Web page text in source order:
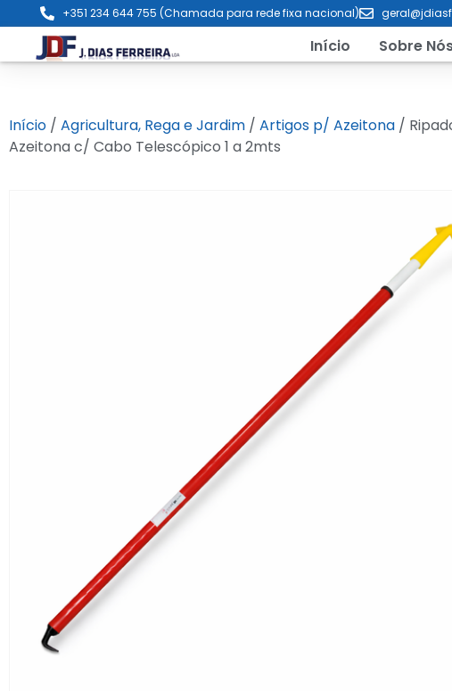
+351 234 644 755 (Chamada para rede fixa nacional)
Início Sobre
Início / Agricultura, Rega e Jardim / Artigos p/ Azeitona /
Azeitona c/ Cabo Telescópico 1 a 2mts